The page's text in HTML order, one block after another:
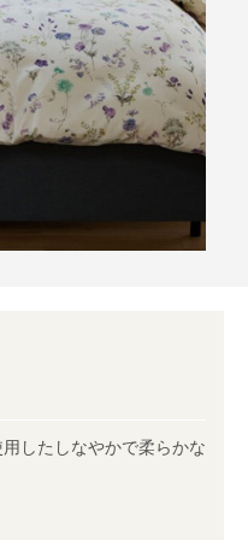
したしなやかで柔らかな